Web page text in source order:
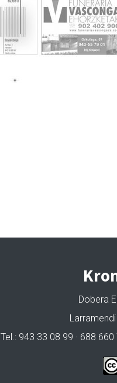
Dobera
Tel.: 943 33 08 99 · 688